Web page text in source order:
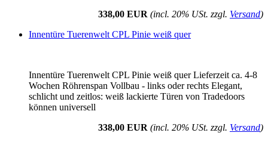
338,00 EUR (incl. 20% USt. zzgl. Versand)
Innentüre Tuerenwelt CPL Pinie weiß quer
Innentüre Tuerenwelt CPL Pinie weiß quer Lieferzeit ca. 4-8
Wochen Röhrenspan Vollbau - links oder rechts Elegant,
schlicht und zeitlos: weiß lackierte Türen von Tradedoors
können universell
338,00 EUR (incl. 20% USt. zzgl. Versand)